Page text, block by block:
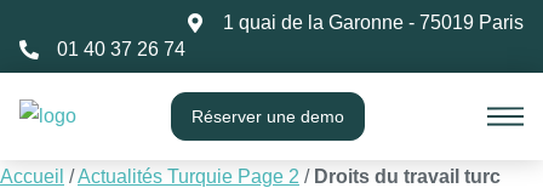
1 quai de la Garonne - 75019 Paris
01 40 37 26 74
Réserver une demo
Accueil /Actualités Turquie Page 2 / Droits du travail turc